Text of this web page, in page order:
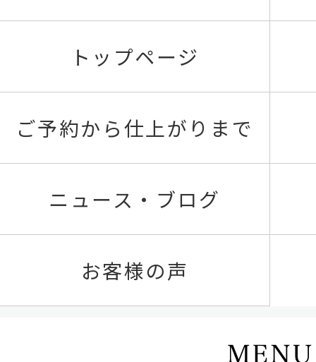
トップページ
ご予約から仕上がりまで
ニュース・ブログ
お客様の声